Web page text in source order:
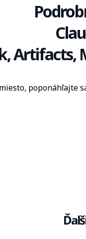
Artifacts,
poponáhľajte